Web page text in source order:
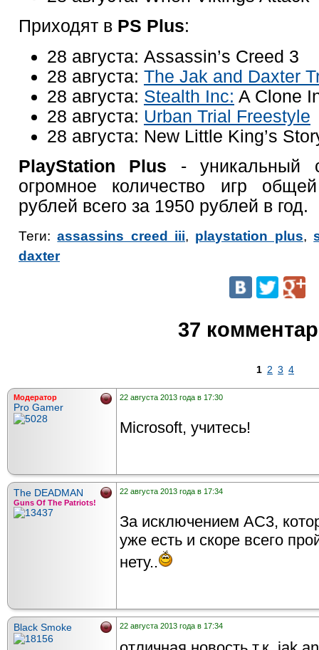
Приходят в PS Plus:
28 августа: Assassin’s Creed 3
28 августа: The Jak and Daxter
28 августа: Stealth Inc: A Clone
28 августа: Urban Trial Freestyle
28 августа: New Little King’s
PlayStation Plus - уникальный
огромное количество игр
рублей всего за 1950 рублей в год.
Теги:assassins creed iii, playstation plus,
daxter
37
1 2 3 4
Модератор
Pro Gamer
22 августа 2013 года в 17:30
Microsoft, учитесь!
The DEADMAN
Guns Of The Patriots!
22 августа 2013 года в 17:34
За исключением АС3,
уже есть и скоре всего
нету..
Black Smoke 22 августа 2013 года в 17:34